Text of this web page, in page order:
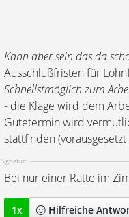
Kann aber sein das da
Ausschlußfristen für
Schnellstmöglich zum
- die Klage wird dem
Gütetermin wird
stattfinden
Signatur:
Bei nur einer Ratte im
1x Hilfreiche